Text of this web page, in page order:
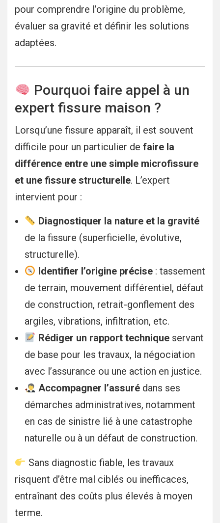
pour comprendre l’origine du problème,
évaluer sa gravité et définir les solutions
adaptées.
Pourquoi faire appel à un
expert fissure maison ?
Lorsqu’une fissure apparaît, il est souvent
difficile pour un particulier de faire la
différence entre une simple microfissure
et une fissure structurelle. L’expert
intervient pour :
Diagnostiquer la nature et la gravité
de la fissure (superficielle, évolutive,
structurelle).
Identifier l’origine précise: tassement
de terrain, mouvement différentiel, défaut
de construction, retrait-gonflement des
argiles, vibrations, infiltration, etc.
Rédiger un rapport techniqueservant
de base pour les travaux, la négociation
avec l’assurance ou une action en justice.
Accompagner l’assurédans ses
démarches administratives, notamment
en cas de sinistre lié à une catastrophe
naturelle ou à un défaut de construction.
Sans diagnostic fiable, les travaux
risquent d’être mal ciblés ou inefficaces,
entraînant des coûts plus élevés à moyen
terme.